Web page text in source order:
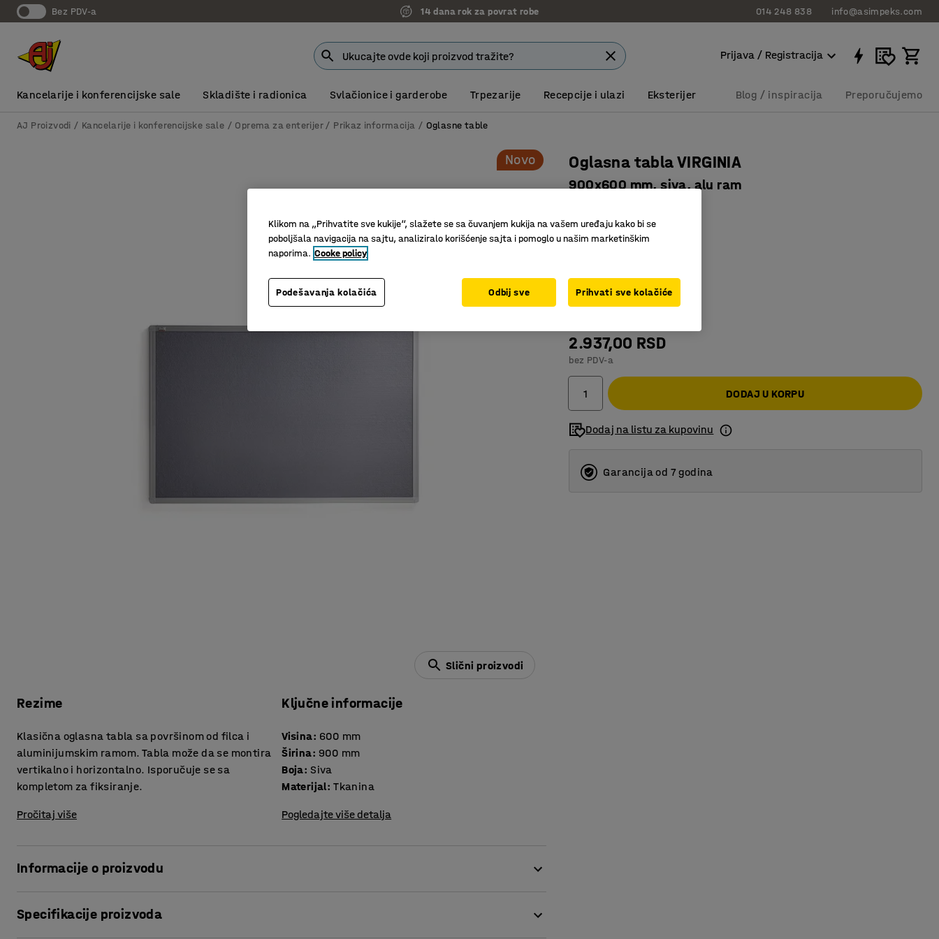
bez PDV-a 14 dana rok za povrat robe 014 248 838 info@asimpeks.com
Prijava / Registracija
Kancelarije i konferencijske sale Skladište i radionica Svlačionice i garderobe Trpezarije Recepcije i ulazi Eksterijer Blog / inspiracija Preporučujemo
AJ Proizvodi Kancelarije i konferencijske sale Oprema za enterijer Prikaz informacija Oglasne table
Novo
Slični proizvodi
Rezime
Klasična oglasna tabla sa površinom od filca i
aluminijumskim ramom. Tabla može da se montira
vertikalno i horizontalno. Isporučuje se sa
kompletom za fiksiranje.
Pročitaj više
Ključne informacije
Visina: 600 mm
Širina: 900 mm
Boja: Siva
Materijal: Tkanina
Pogledajte više detalja
Informacije o proizvodu
klasičnu oglasnu tablu mogućnosti su brojne!
Specifikacije proizvoda
Oglasna tabla VIRGINIA
900x600 mm, siva, alu ram
Aluminijumski ram
Boja:Siva
2.937,00 RSD
bez PDV-a
DODAJ U KORPU
Dodaj na listu za kupovinu
Garancija od 7 godina
Klikom na „Prihvatite sve kukije“, slažete se sa čuvanjem kukija na vašem uređaju kako bi se
poboljšala navigacija na sajtu, analiziralo korišćenje sajta i pomoglo u našim marketinškim
naporima. Cooke policy
Podešavanja kolačića Odbij sve Prihvati sve kolačiće